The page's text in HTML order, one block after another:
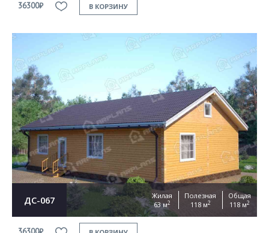
36300₽ В КОРЗИНУ
ДС-067
Жилая
63 м2
Полезная
118 м2
Общая
118 м2